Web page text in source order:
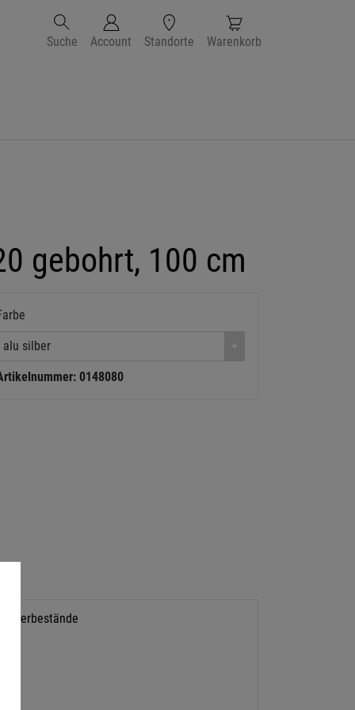
Suche Account Standorte Warenkorb
gebohrt, 100 cm
alu silber
0148080
Lagerbestände